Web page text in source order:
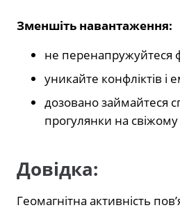
Зменшіть навантаження:
не перенапружуйтеся
уникайте конфліктів і
дозовано займайтеся
прогулянки на свіжому
Довідка:
Геомагнітна активність